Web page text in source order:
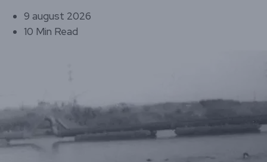
9 august 2026
10 Min Read